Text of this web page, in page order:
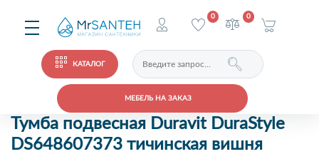
КАТАЛОГ
МЕБЕЛЬ НА ЗАКАЗ
0 0
Тумба подвесная Duravit DuraStyle
DS648607373 тичинская вишня